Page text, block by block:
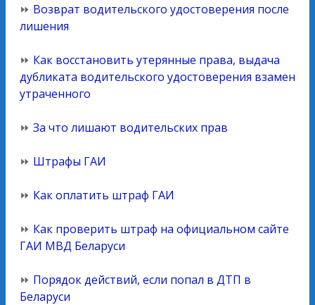
⏩ Возврат водительского удостоверения после
лишения
⏩ Как восстановить утерянные права, выдача
дубликата водительского удостоверения взамен
утраченного
⏩ За что лишают водительских прав
⏩ Штрафы ГАИ
⏩ Как оплатить штраф ГАИ
⏩ Как проверить штраф на официальном сайте
ГАИ МВД Беларуси
⏩ Порядок действий, если попал в ДТП в
Беларуси